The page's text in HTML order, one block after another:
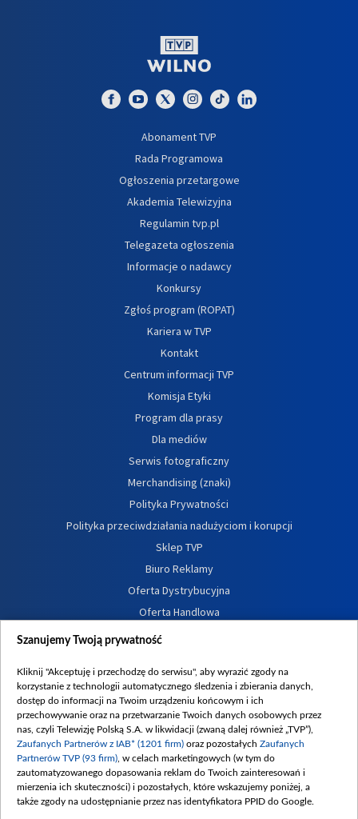
Abonament TVP
Rada Programowa
Ogłoszenia przetargowe
Akademia Telewizyjna
Regulamin tvp.pl
Telegazeta ogłoszenia
Informacje o nadawcy
Konkursy
Zgłoś program (ROPAT)
Kariera w TVP
Kontakt
Centrum informacji TVP
Komisja Etyki
Program dla prasy
Dla mediów
Serwis fotograficzny
Merchandising (znaki)
Polityka Prywatności
Polityka przeciwdziałania nadużyciom i korupcji
Sklep TVP
Biuro Reklamy
Oferta Dystrybucyjna
Oferta Handlowa
Dostępność
Procedura zgłoszeń wewnętrznych
Szanujemy Twoją prywatność
Kliknij "Akceptuję i przechodzę do serwisu", aby wyrazić zgody na
korzystanie z technologii automatycznego śledzenia i zbierania danych,
dostęp do informacji na Twoim urządzeniu końcowym i ich
przechowywanie oraz na przetwarzanie Twoich danych osobowych przez
nas, czyli Telewizję Polską S.A. w likwidacji (zwaną dalej również „TVP”),
Zaufanych Partnerów z IAB* (1201 firm) oraz pozostałych Zaufanych
Partnerów TVP (93 firm) , w celach marketingowych (w tym do
zautomatyzowanego dopasowania reklam do Twoich zainteresowań i
mierzenia ich skuteczności) i pozostałych, które wskazujemy poniżej, a
także zgody na udostępnianie przez nas identyfikatora PPID do Google.